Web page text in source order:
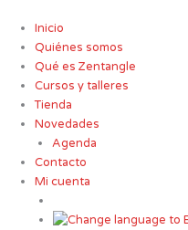
contenido
Inicio
Quiénes somos
Qué es Zentangle
Cursos y talleres
Tienda
Novedades
Agenda
Contacto
Mi cuenta